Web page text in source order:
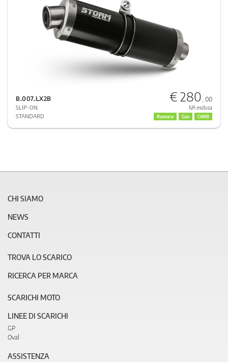
B.007.LX2B
SLIP-ON
STANDARD
€ 280 , 00
IVA esclusa
Rumore Gas CARB
CHI SIAMO
NEWS
CONTATTI
TROVA LO SCARICO
RICERCA PER MARCA
SCARICHI MOTO
LINEE DI SCARICHI
GP
Oval
ASSISTENZA